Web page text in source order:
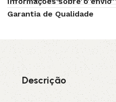
Garantia de Qualidade
Descrição